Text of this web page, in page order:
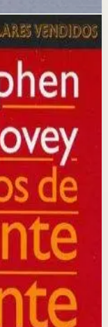
altamente
que presenta
personal
el carácter y
del éxito.
un marco
trabajas, sino
en todas las